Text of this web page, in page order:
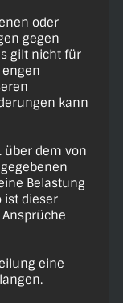
oder
gegen
gilt nicht für
kann
über dem von
Belastung
ist dieser
eine